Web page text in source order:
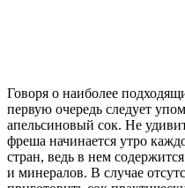
Говоря о наиболее
первую очередь следует
апельсиновый сок. Не
фреша начинается утро
стран, ведь в нем
и минералов. В случае